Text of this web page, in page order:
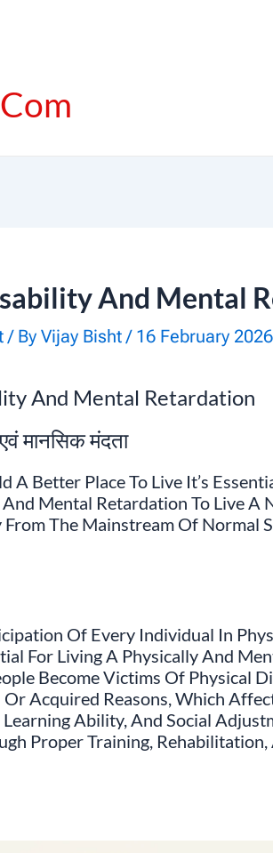
And Mental
/ By Vijay Bisht/ 16 February 2026
And Mental Retardation
एवं मानसिक मंदता
A Better Place To Live It’s
Mental Retardation To Live A
The Mainstream Of Normal
Of Every Individual In
For Living A Physically And
Become Victims Of Physical
Or Acquired Reasons, Which
Ability, And Social
Proper Training,